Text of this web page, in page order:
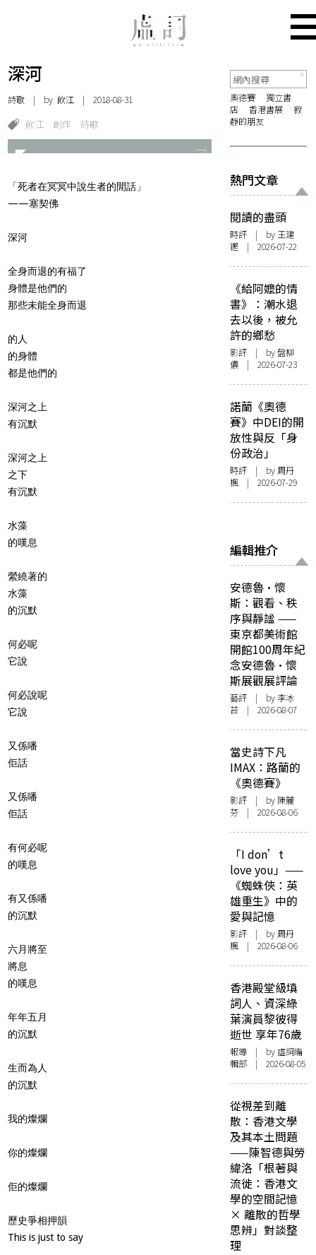
深河
詩歌 | by飲江 | 2018-08-31
飲江 創作 詩歌
「死者在冥冥中說生者的閒話」
——塞契佛
深河
全身而退的有福了
身體是他們的
那些未能全身而退
的人
的身體
都是他們的
深河之上
有沉默
深河之上
之下
有沉默
水藻
的嘆息
縈繞著的
水藻
的沉默
何必呢
它說
何必說呢
它說
又係噃
佢話
又係噃
佢話
有何必呢
的嘆息
有又係噃
的沉默
六月將至
將息
的嘆息
年年五月
的沉默
生而為人
的沉默
我的燦爛
你的燦爛
佢的燦爛
歷史爭相押韻
This is just to say
奧德賽
獨立書
店
香港書展
寂
靜的朋友
熱門文章
閱讀的盡頭
時評 | by 王建
鏗 | 2026-07-22
《給阿嬤的情
書》：潮水退
去以後，被允
許的鄉愁
影評 | by 盤柳
儂 | 2026-07-23
諾蘭《奧德
賽》中DEI的開
放性與反「身
份政治」
時評 | by周丹
楓 | 2026-07-29
編輯推介
安德魯·懷
斯：觀看、秩
序與靜謐 ——
東京都美術館
開館100周年紀
念安德魯·懷
斯展觀展評論
藝評 | by 李冰
苔 | 2026-08-07
當史詩下凡
IMAX：路蘭的
《奧德賽》
影評 | by 陳麗
芬 | 2026-08-06
「I don’t
love you」——
《蜘蛛俠：英
雄重生》中的
愛與記憶
影評 | by周丹
楓 | 2026-08-06
香港殿堂級填
詞人、資深綠
葉演員黎彼得
逝世 享年76歲
報導 | by 虛詞編
輯部 | 2026-08-05
從視差到離
散：香港文學
及其本土問題
——陳智德與勞
緯洛「根著與
流徙：香港文
學的空間記憶
× 離散的哲學
思辨」對談整
理